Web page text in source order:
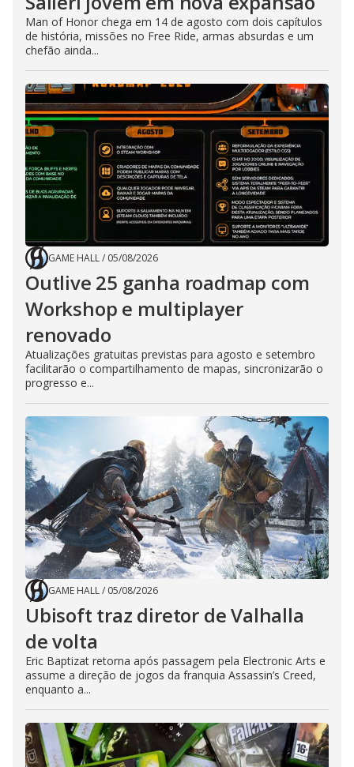
Man of Honor chega em 14 de agosto com dois capítulos
de história, missões no Free Ride, armas absurdas e um
chefão ainda...
GAME HALL/ 05/08/2026
Outlive 25 ganha roadmap com
Workshop e multiplayer
renovado
Atualizações gratuitas previstas para agosto e setembro
facilitarão o compartilhamento de mapas, sincronizarão o
progresso e...
GAME HALL/ 05/08/2026
Ubisoft traz diretor de Valhalla
de volta
Eric Baptizat retorna após passagem pela Electronic Arts e
assume a direção de jogos da franquia Assassin’s Creed,
enquanto a...